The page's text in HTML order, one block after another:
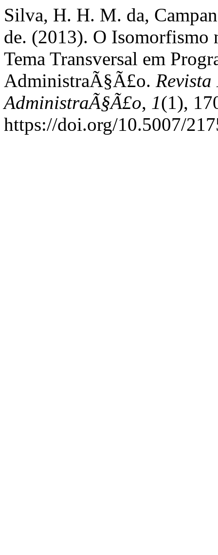
Silva, H. H. M. da,
de. (2013). O Isomorfismo
Tema Transversal em
AdministraÃ§Ã£o. Revista
AdministraÃ§Ã£o, 1(1),
https://doi.org/10.5007/